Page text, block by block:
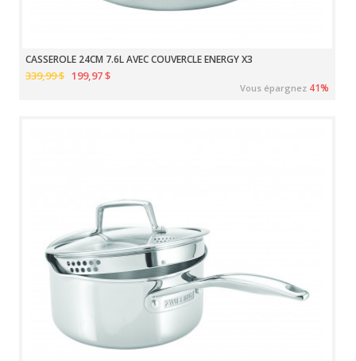
CASSEROLE 24CM 7.6L AVEC COUVERCLE ENERGY X3
339,99 $ 199,97 $
Vous épargnez 41%